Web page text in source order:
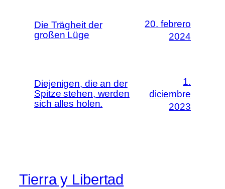
Die Trägheit der
großen Lüge
20. febrero
2024
Diejenigen, die an der
Spitze stehen, werden
sich alles holen.
1.
diciembre
2023
Tierra y Libertad